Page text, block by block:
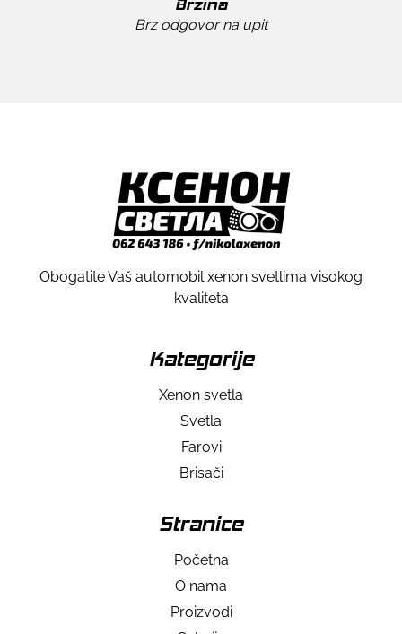
Brzina
Brz odgovor na upit
Obogatite Vaš automobil xenon svetlima visokog
kvaliteta
Kategorije
Xenon svetla
Svetla
Farovi
Brisači
Stranice
Početna
O nama
Proizvodi